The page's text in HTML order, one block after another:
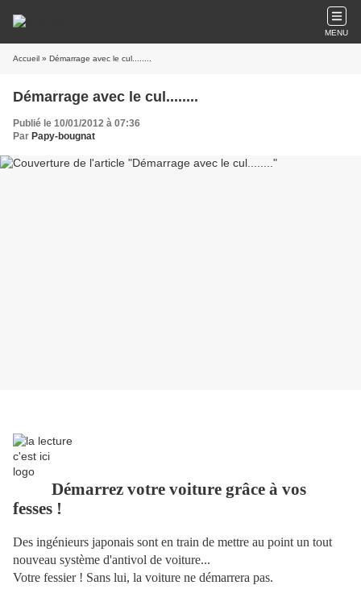
MENU
Accueil » Démarrage avec le cul........
Démarrage avec le cul........
Publié le 10/01/2012 à 07:36
Par Papy-bougnat
Démarrez votre voiture grâce à vos
fesses !
Des ingénieurs japonais sont en train de mettre au point un tout
nouveau système d'antivol de voiture...
Votre fessier ! Sans lui, la voiture ne démarrera pas.